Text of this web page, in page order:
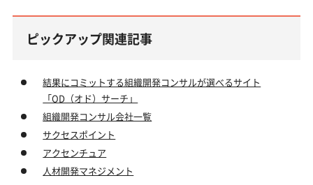
ピックアップ関連記事
結果にコミットする組織開発コンサルが選べるサイト
「OD（オド）サーチ」
組織開発コンサル会社一覧
サクセスポイント
アクセンチュア
人材開発マネジメント